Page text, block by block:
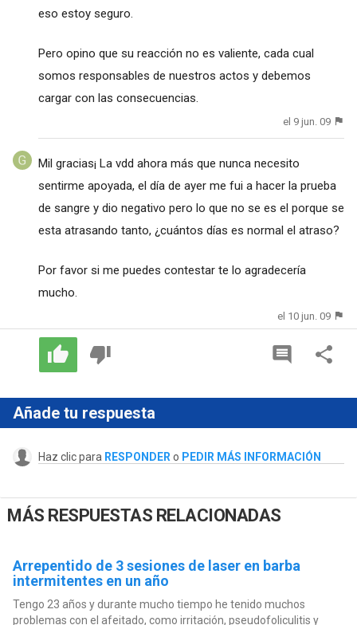
eso estoy seguro.
Pero opino que su reacción no es valiente, cada cual
somos responsables de nuestros actos y debemos
cargar con las consecuencias.
el 9 jun. 09
Mil gracias¡ La vdd ahora más que nunca necesito
sentirme apoyada, el día de ayer me fui a hacer la prueba
de sangre y dio negativo pero lo que no se es el porque se
esta atrasando tanto, ¿cuántos días es normal el atraso?
Por favor si me puedes contestar te lo agradecería
mucho.
el 10 jun. 09
Añade tu respuesta
Haz clic para RESPONDER o PEDIR MÁS INFORMACIÓN
MÁS RESPUESTAS RELACIONADAS
Arrepentido de 3 sesiones de laser en barba
intermitentes en un año
Tengo 23 años y durante mucho tiempo he tenido muchos
problemas con el afeitado, como irritación, pseudofoliculitis y